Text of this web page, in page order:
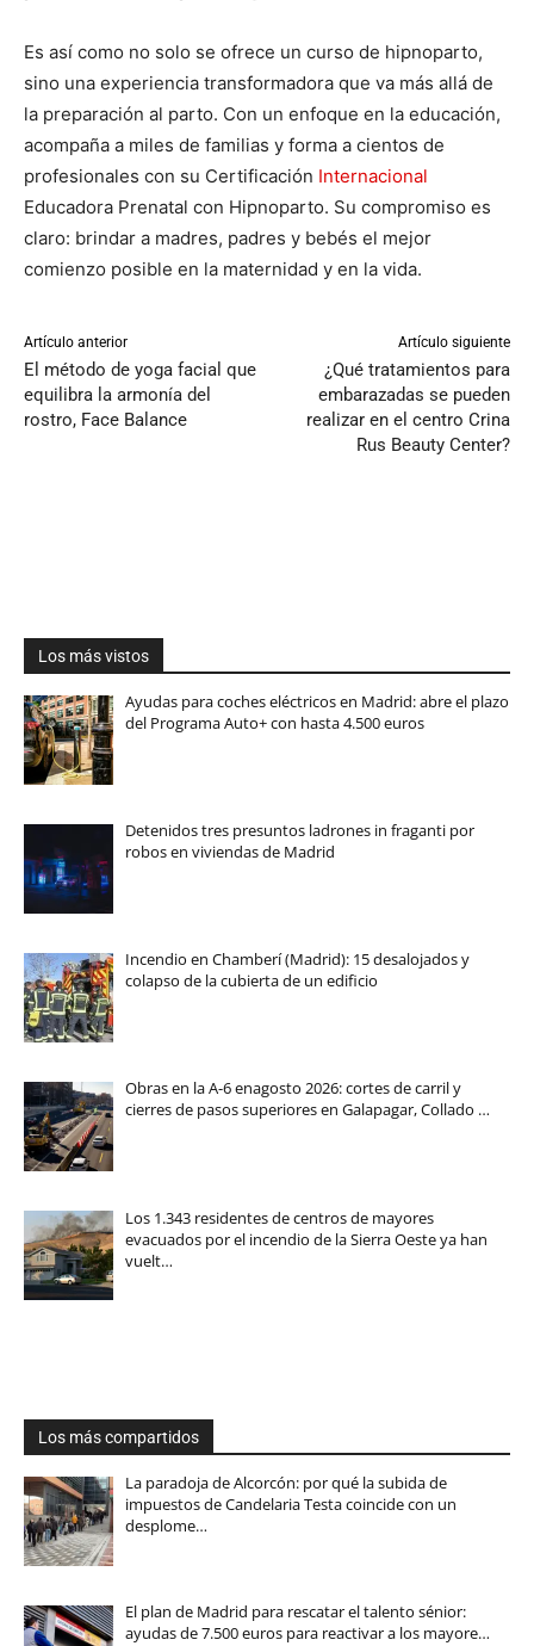
Es así como no solo se ofrece un curso de hipnoparto,
sino una experiencia transformadora que va más allá de
la preparación al parto. Con un enfoque en la educación,
acompaña a miles de familias y forma a cientos de
profesionales con su Certificación Internacional
Educadora Prenatal con Hipnoparto. Su compromiso es
claro: brindar a madres, padres y bebés el mejor
comienzo posible en la maternidad y en la vida.
Artículo anterior
El método de yoga facial que
equilibra la armonía del
rostro, Face Balance
Artículo siguiente
¿Qué tratamientos para
embarazadas se pueden
realizar en el centro Crina
Rus Beauty Center?
Los más vistos
Ayudas para coches eléctricos en Madrid: abre el plazo
del Programa Auto+ con hasta 4.500 euros
Detenidos tres presuntos ladrones in fraganti por
robos en viviendas de Madrid
Incendio en Chamberí (Madrid): 15 desalojados y
colapso de la cubierta de un edificio
Obras en la A-6 enagosto 2026: cortes de carril y
cierres de pasos superiores en Galapagar, Collado …
Los 1.343 residentes de centros de mayores
evacuados por el incendio de la Sierra Oeste ya han
vuelt…
Los más compartidos
La paradoja de Alcorcón: por qué la subida de
impuestos de Candelaria Testa coincide con un
desplome…
El plan de Madrid para rescatar el talento sénior:
ayudas de 7.500 euros para reactivar a los mayore…